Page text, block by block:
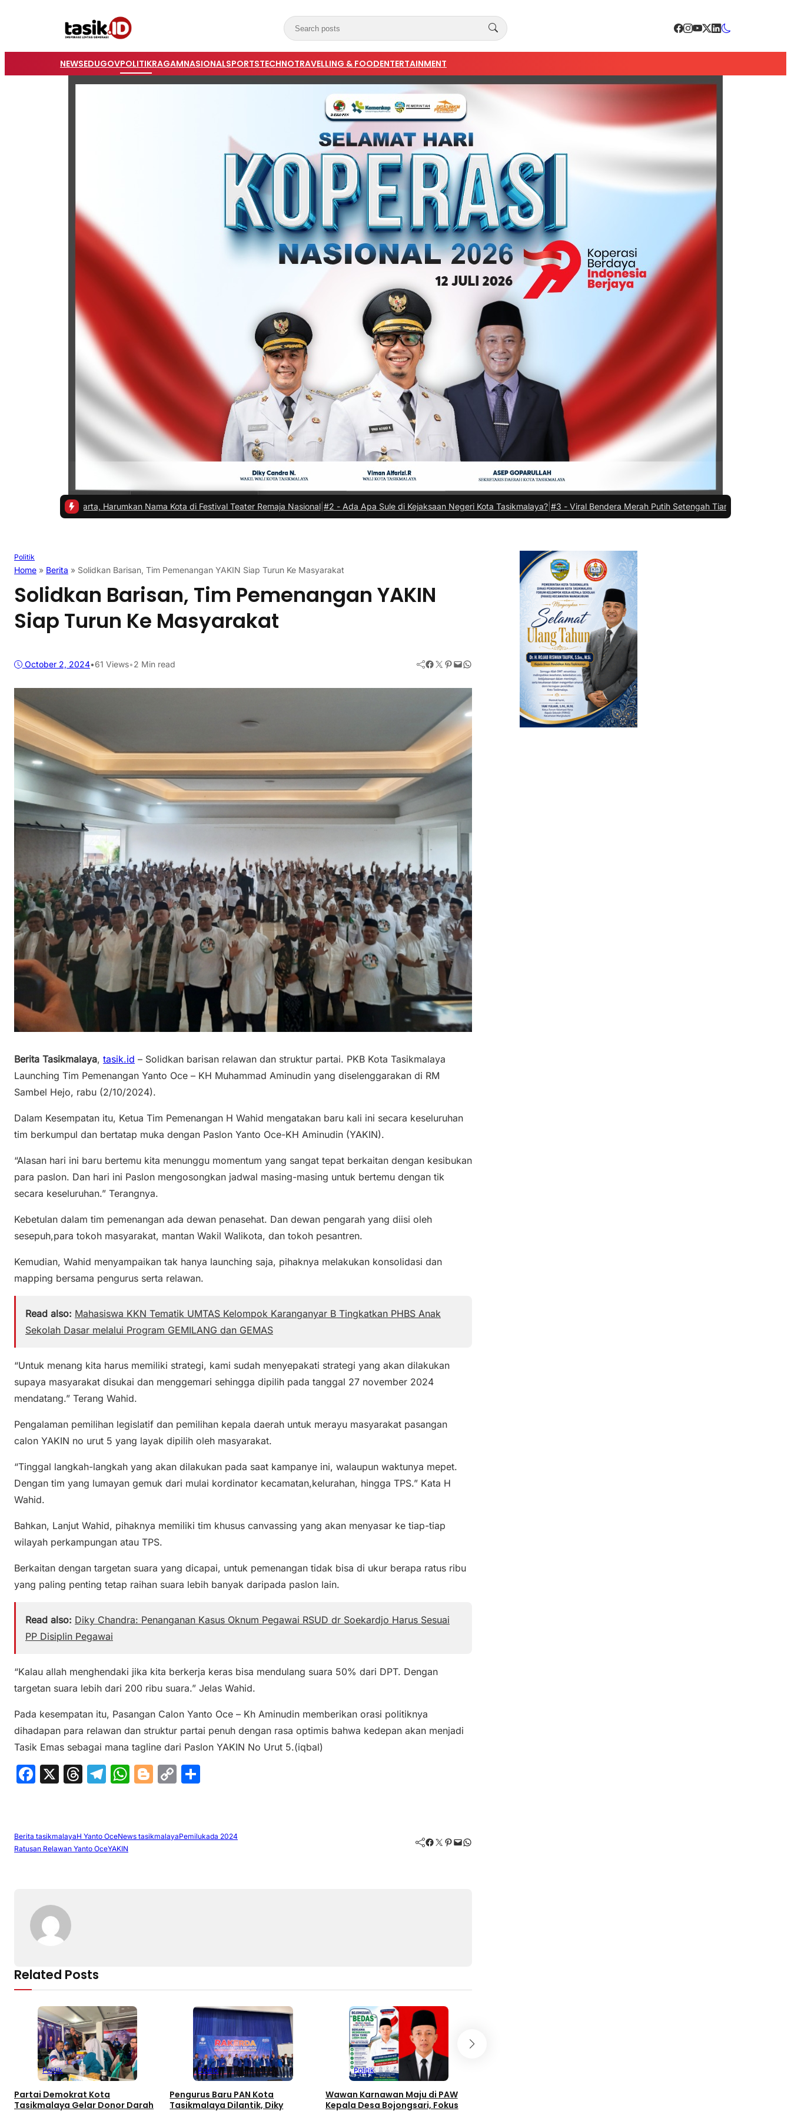
NEWSEDUGOVPOLITIKRAGAMNASIONALSPORTSTECHNOTRAVELLING & FOODENTERTAINMENT
Harumkan Nama Kota di Festival Teater Remaja Nasional|#2 -Ada Apa Sule di Kejaksaan Negeri Kota Tasikmalaya?|#3 -Viral Bendera Merah Putih Setengah Tiang di Tasikmalaya, Cek
Politik
Home » Berita » Solidkan Barisan, Tim Pemenangan YAKIN Siap Turun Ke Masyarakat
Solidkan Barisan, Tim Pemenangan YAKIN
Siap Turun Ke Masyarakat
October 2, 2024•61 Views•2 Min read Facebook Twitter Pinterest Mail WhatsApp
Berita Tasikmalaya, tasik.id – Solidkan barisan relawan dan struktur partai. PKB Kota Tasikmalaya
Launching Tim Pemenangan Yanto Oce – KH Muhammad Aminudin yang diselenggarakan di RM
Sambel Hejo, rabu (2/10/2024).
Dalam Kesempatan itu, Ketua Tim Pemenangan H Wahid mengatakan baru kali ini secara keseluruhan
tim berkumpul dan bertatap muka dengan Paslon Yanto Oce-KH Aminudin (YAKIN).
“Alasan hari ini baru bertemu kita menunggu momentum yang sangat tepat berkaitan dengan kesibukan
para paslon. Dan hari ini Paslon mengosongkan jadwal masing-masing untuk bertemu dengan tik
secara keseluruhan.” Terangnya.
Kebetulan dalam tim pemenangan ada dewan penasehat. Dan dewan pengarah yang diisi oleh
sesepuh,para tokoh masyarakat, mantan Wakil Walikota, dan tokoh pesantren.
Kemudian, Wahid menyampaikan tak hanya launching saja, pihaknya melakukan konsolidasi dan
mapping bersama pengurus serta relawan.
Read also: Mahasiswa KKN Tematik UMTAS Kelompok Karanganyar B Tingkatkan PHBS Anak
Sekolah Dasar melalui Program GEMILANG dan GEMAS
“Untuk menang kita harus memiliki strategi, kami sudah menyepakati strategi yang akan dilakukan
supaya masyarakat disukai dan menggemari sehingga dipilih pada tanggal 27 november 2024
mendatang.” Terang Wahid.
Pengalaman pemilihan legislatif dan pemilihan kepala daerah untuk merayu masyarakat pasangan
calon YAKIN no urut 5 yang layak dipilih oleh masyarakat.
“Tinggal langkah-langkah yang akan dilakukan pada saat kampanye ini, walaupun waktunya mepet.
Dengan tim yang lumayan gemuk dari mulai kordinator kecamatan,kelurahan, hingga TPS.” Kata H
Wahid.
Bahkan, Lanjut Wahid, pihaknya memiliki tim khusus canvassing yang akan menyasar ke tiap-tiap
wilayah perkampungan atau TPS.
Berkaitan dengan targetan suara yang dicapai, untuk pemenangan tidak bisa di ukur berapa ratus ribu
yang paling penting tetap raihan suara lebih banyak daripada paslon lain.
Read also: Diky Chandra: Penanganan Kasus Oknum Pegawai RSUD dr Soekardjo Harus Sesuai
PP Disiplin Pegawai
“Kalau allah menghendaki jika kita berkerja keras bisa mendulang suara 50% dari DPT. Dengan
targetan suara lebih dari 200 ribu suara.” Jelas Wahid.
Pada kesempatan itu, Pasangan Calon Yanto Oce – Kh Aminudin memberikan orasi politiknya
dihadapan para relawan dan struktur partai penuh dengan rasa optimis bahwa kedepan akan menjadi
Tasik Emas sebagai mana tagline dari Paslon YAKIN No Urut 5.(iqbal)
F
e
b
k
X
T
a
d
T
gr
a
W
s
Bl
g
C
y e
Berita tasikmalayaH Yanto OceNews tasikmalayaPemilukada 2024
Ratusan Relawan Yanto OceYAKIN
Facebook Twitter Pinterest Mail WhatsApp
Related Posts
Politik
Partai Demokrat Kota
Tasikmalaya Gelar Donor Darah
Politik
Pengurus Baru PAN Kota
Tasikmalaya Dilantik, Diky
Politik
Wawan Karnawan Maju di PAW
Kepala Desa Bojongsari, Fokus